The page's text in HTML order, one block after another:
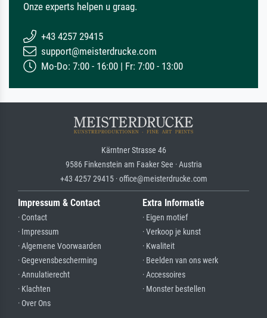
Onze experts helpen u graag.
+43 4257 29415
support@meisterdrucke.com
Mo-Do: 7:00 - 16:00 | Fr: 7:00 - 13:00
Kärntner Strasse 46
9586 Finkenstein am Faaker See · Austria
+43 4257 29415 · office@meisterdrucke.com
Impressum & Contact
· Contact
· Impressum
· Algemene Voorwaarden
· Gegevensbescherming
· Annulatierecht
· Klachten
· Over Ons
Extra Informatie
· Eigen motief
· Verkoop je kunst
· Kwaliteit
· Beelden van ons werk
· Accessoires
· Monster bestellen